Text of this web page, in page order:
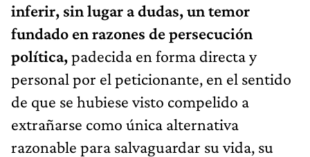
inferir, sin lugar a dudas, un temor
fundado en razones de persecución
política,padecida en forma directa y
personal por el peticionante, en el sentido
de que se hubiese visto compelido a
extrañarse como única alternativa
razonable para salvaguardar su vida, su